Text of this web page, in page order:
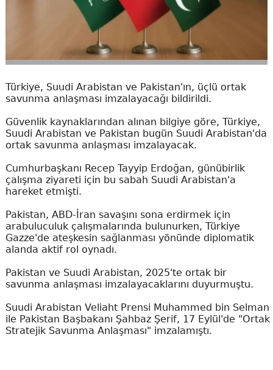
Türkiye, Suudi Arabistan ve Pakistan'ın, üçlü ortak
savunma anlaşması imzalayacağı bildirildi.
Güvenlik kaynaklarından alınan bilgiye göre, Türkiye,
Suudi Arabistan ve Pakistan bugün Suudi Arabistan'da
ortak savunma anlaşması imzalayacak.
Cumhurbaşkanı Recep Tayyip Erdoğan, günübirlik
çalışma ziyareti için bu sabah Suudi Arabistan'a
hareket etmişti.
Pakistan, ABD-İran savaşını sona erdirmek için
arabuluculuk çalışmalarında bulunurken, Türkiye
Gazze'de ateşkesin sağlanması yönünde diplomatik
alanda aktif rol oynadı.
Pakistan ve Suudi Arabistan, 2025'te ortak bir
savunma anlaşması imzalayacaklarını duyurmuştu.
Suudi Arabistan Veliaht Prensi Muhammed bin Selman
ile Pakistan Başbakanı Şahbaz Şerif, 17 Eylül'de "Ortak
Stratejik Savunma Anlaşması" imzalamıştı.